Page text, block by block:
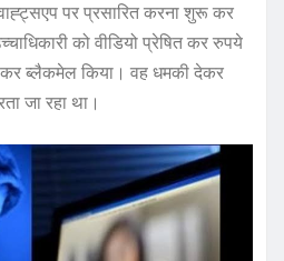
पर प्रसारित करना शुरू कर
को वीडियो प्रेषित कर रुपये
कर ब्लैकमेल किया। वह धमकी देकर
जा रहा था।